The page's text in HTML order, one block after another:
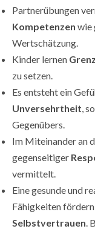
Partnerübungen
Kompetenzen wie
Wertschätzung.
Kinder lernen
zu setzen.
Es entsteht ein
Unversehrtheit,
Gegenübers.
Im Miteinander an
gegenseitiger
vermittelt.
Eine gesunde und
Fähigkeiten fördern
Selbstvertrauen.